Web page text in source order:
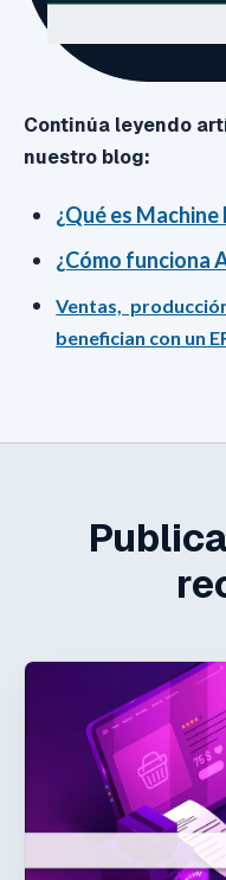
Continúa leyendo
nuestro blog:
¿Qué es
¿Cómo funciona
Ventas,
benefician con un